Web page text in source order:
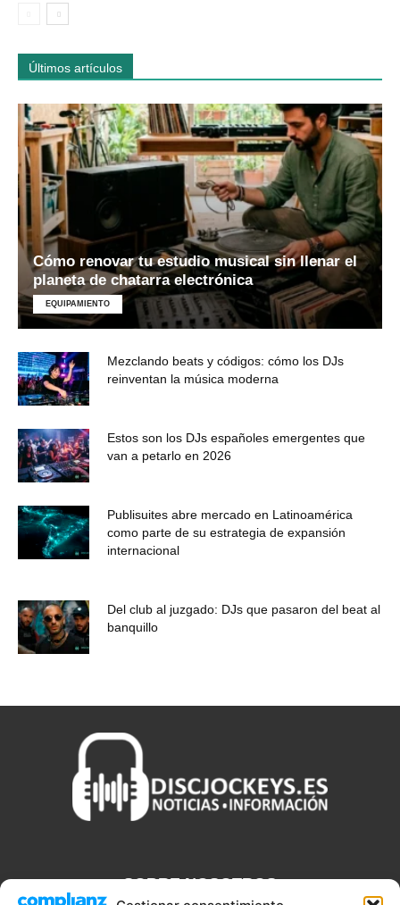
Últimos artículos
Cómo renovar tu estudio musical sin llenar el
planeta de chatarra electrónica
EQUIPAMIENTO
Mezclando beats y códigos: cómo los DJs
reinventan la música moderna
Estos son los DJs españoles emergentes que
van a petarlo en 2026
Publisuites abre mercado en Latinoamérica
como parte de su estrategia de expansión
internacional
Del club al juzgado: DJs que pasaron del beat al
banquillo
SOBRE NOSOTROS